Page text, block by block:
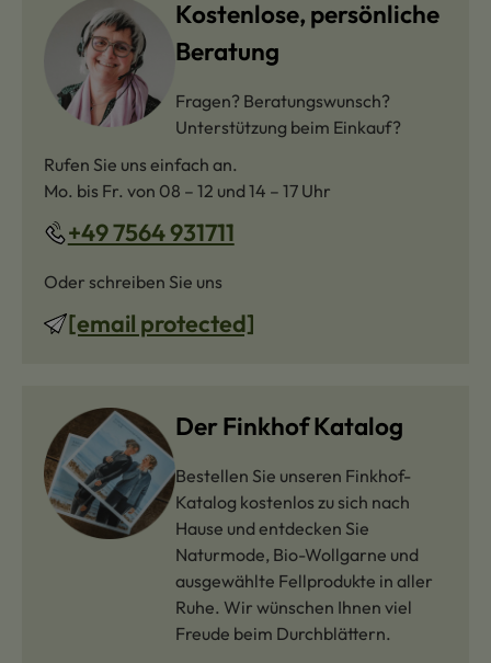
Kostenlose, persönliche
Beratung
Fragen? Beratungswunsch?
Unterstützung beim Einkauf?
Rufen Sie uns einfach an.
Mo. bis Fr. von 08 – 12 und 14 – 17 Uhr
+49 7564 931711
Oder schreiben Sie uns
[email protected]
Der Finkhof Katalog
Bestellen Sie unseren Finkhof-
Katalog kostenlos zu sich nach
Hause und entdecken Sie
Naturmode, Bio-Wollgarne und
ausgewählte Fellprodukte in aller
Ruhe. Wir wünschen Ihnen viel
Freude beim Durchblättern.